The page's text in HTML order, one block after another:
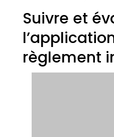
Suivre et
règlement